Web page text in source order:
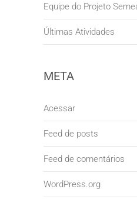
Equipe do Projeto
Últimas Atividades
META
Acessar
Feed de posts
Feed de comentários
WordPress.org